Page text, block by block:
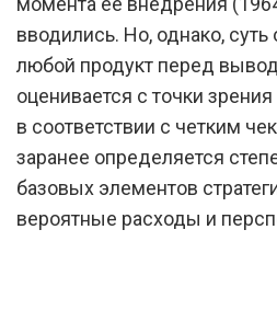
вводились. Но, однако,
любой продукт перед
оценивается с точки
в соответствии с четким
заранее определяется
базовых элементов
вероятные расходы и